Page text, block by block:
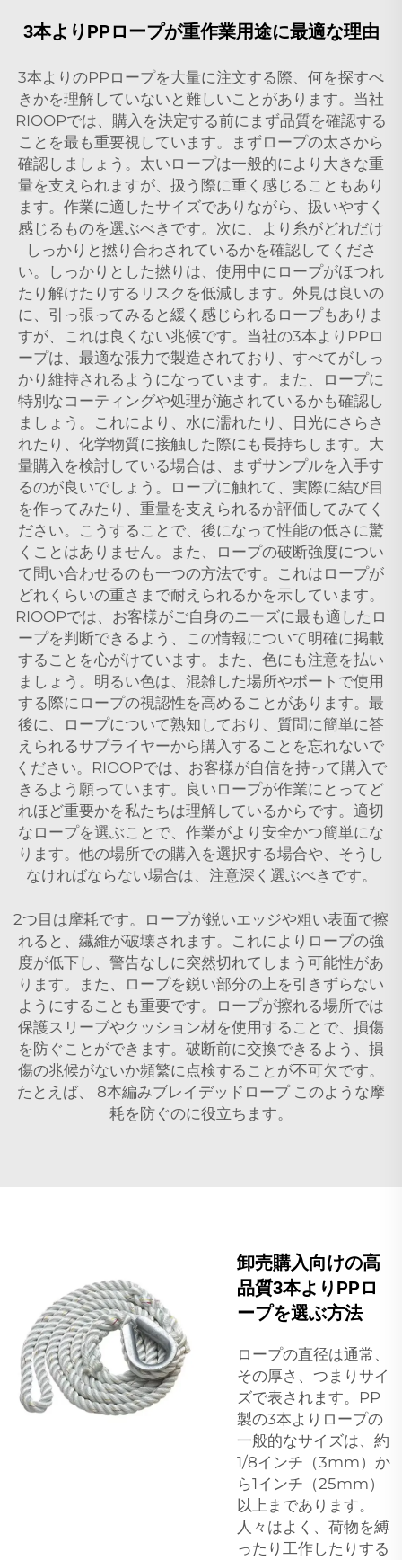
3本よりPPロープが重作業用途に最適な理由
3本よりのPPロープを大量に注文する際、何を探すべ
きかを理解していないと難しいことがあります。当社
RIOOPでは、購入を決定する前にまず品質を確認する
ことを最も重要視しています。まずロープの太さから
確認しましょう。太いロープは一般的により大きな重
量を支えられますが、扱う際に重く感じることもあり
ます。作業に適したサイズでありながら、扱いやすく
感じるものを選ぶべきです。次に、より糸がどれだけ
しっかりと撚り合わされているかを確認してくださ
い。しっかりとした撚りは、使用中にロープがほつれ
たり解けたりするリスクを低減します。外見は良いの
に、引っ張ってみると緩く感じられるロープもありま
すが、これは良くない兆候です。当社の3本よりPPロ
ープは、最適な張力で製造されており、すべてがしっ
かり維持されるようになっています。また、ロープに
特別なコーティングや処理が施されているかも確認し
ましょう。これにより、水に濡れたり、日光にさらさ
れたり、化学物質に接触した際にも長持ちします。大
量購入を検討している場合は、まずサンプルを入手す
るのが良いでしょう。ロープに触れて、実際に結び目
を作ってみたり、重量を支えられるか評価してみてく
ださい。こうすることで、後になって性能の低さに驚
くことはありません。また、ロープの破断強度につい
て問い合わせるのも一つの方法です。これはロープが
どれくらいの重さまで耐えられるかを示しています。
RIOOPでは、お客様がご自身のニーズに最も適したロ
ープを判断できるよう、この情報について明確に掲載
することを心がけています。また、色にも注意を払い
ましょう。明るい色は、混雑した場所やボートで使用
する際にロープの視認性を高めることがあります。最
後に、ロープについて熟知しており、質問に簡単に答
えられるサプライヤーから購入することを忘れないで
ください。RIOOPでは、お客様が自信を持って購入で
きるよう願っています。良いロープが作業にとってど
れほど重要かを私たちは理解しているからです。適切
なロープを選ぶことで、作業がより安全かつ簡単にな
ります。他の場所での購入を選択する場合や、そうし
なければならない場合は、注意深く選ぶべきです。
2つ目は摩耗です。ロープが鋭いエッジや粗い表面で擦
れると、繊維が破壊されます。これによりロープの強
度が低下し、警告なしに突然切れてしまう可能性があ
ります。また、ロープを鋭い部分の上を引きずらない
ようにすることも重要です。ロープが擦れる場所では
保護スリーブやクッション材を使用することで、損傷
を防ぐことができます。破断前に交換できるよう、損
傷の兆候がないか頻繁に点検することが不可欠です。
たとえば、 8本編みブレイデッドロープ このような摩
耗を防ぐのに役立ちます。
卸売購入向けの高
品質3本よりPPロ
ープを選ぶ方法
ロープの直径は通常、
その厚さ、つまりサイ
ズで表されます。PP
製の3本よりロープの
一般的なサイズは、約
1/8インチ（3mm）か
ら1インチ（25mm）
以上まであります。
人々はよく、荷物を縛
ったり工作したりする